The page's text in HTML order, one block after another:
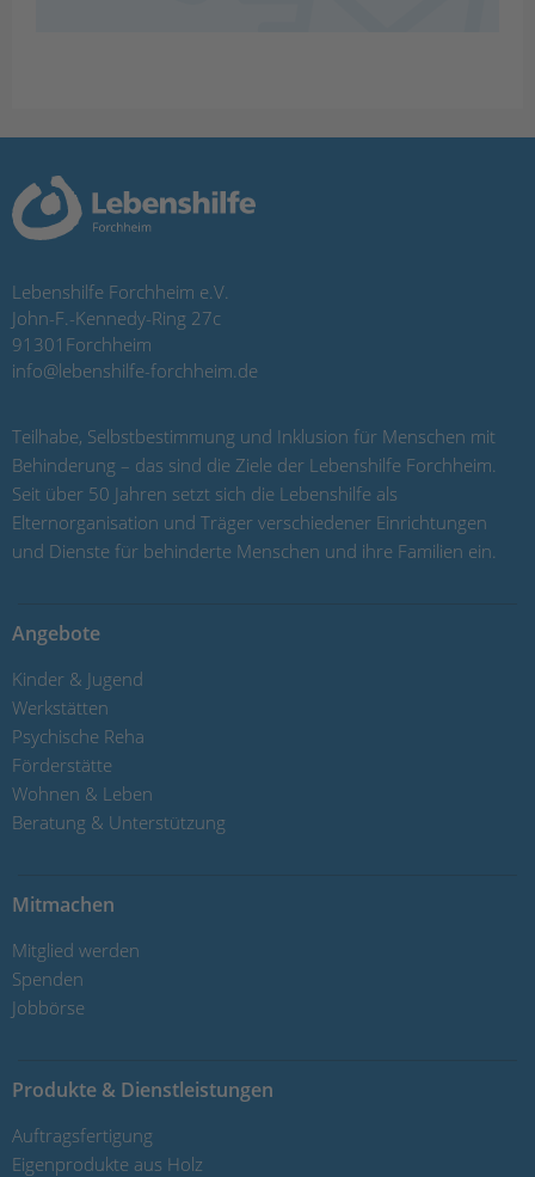
Lebenshilfe Forchheim e.V.
John-F.-Kennedy-Ring 27c
91301 Forchheim
info@lebenshilfe-forchheim.de
Teilhabe, Selbstbestimmung und Inklusion für Menschen mit
Behinderung – das sind die Ziele der Lebenshilfe Forchheim.
Seit über 50 Jahren setzt sich die Lebenshilfe als
Elternorganisation und Träger verschiedener Einrichtungen
und Dienste für behinderte Menschen und ihre Familien ein.
Angebote
Kinder & Jugend
Werkstätten
Psychische Reha
Förderstätte
Wohnen & Leben
Beratung & Unterstützung
Mitmachen
Mitglied werden
Spenden
Jobbörse
Produkte & Dienstleistungen
Auftragsfertigung
Eigenprodukte aus Holz